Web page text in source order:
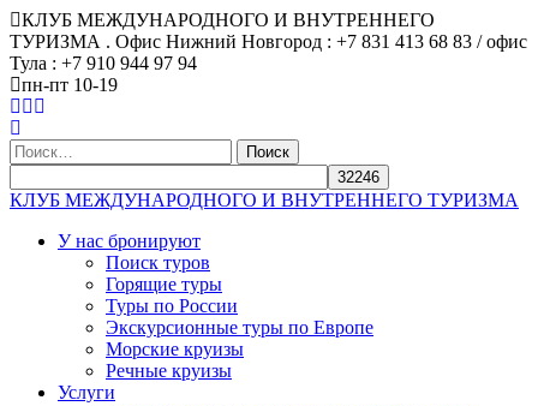
КЛУБ МЕЖДУНАРОДНОГО И ВНУТРЕННЕГО
ТУРИЗМА . Офис Нижний Новгород : +7 831 413 68 83 / офис
Тула : +7 910 944 97 94
пн-пт 10-19
Найти:
КЛУБ МЕЖДУНАРОДНОГО И ВНУТРЕННЕГО ТУРИЗМА
У нас бронируют
Поиск туров
Горящие туры
Туры по России
Экскурсионные туры по Европе
Морские круизы
Речные круизы
Услуги